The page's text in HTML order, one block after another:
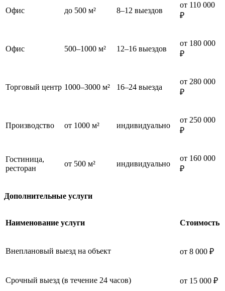
Офис до 500 м² 8–12 выездов
от 110 000
₽
Офис 500–1000 м² 12–16 выездов
от 180 000
₽
Торговый центр 1000–3000 м² 16–24 выезда
от 280 000
₽
Производство от 1000 м² индивидуально
от 250 000
₽
Гостиница,
ресторан
от 500 м² индивидуально
от 160 000
₽
Дополнительные услуги
Наименование услуги Стоимость
Внеплановый выезд на объект от 8 000 ₽
Срочный выезд (в течение 24 часов) от 15 000 ₽